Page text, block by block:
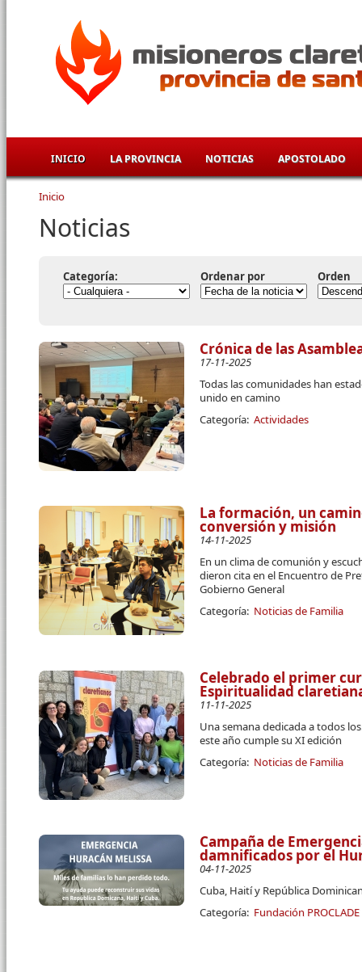
INICIO LA PROVINCIA NOTICIAS APOSTOLADO
Se encuentra usted aquí
Inicio
Noticias
Categoría: Ordenar por Orden
Crónica de las
17-11-2025
Todas las comunidades han
unido en camino
Categoría: Actividades
La formación, un
conversión y misión
14-11-2025
En un clima de comunión y
dieron cita en el Encuentro de
Gobierno General
Categoría: Noticias de Familia
Celebrado el primer
Espiritualidad
11-11-2025
Una semana dedicada a todos
este año cumple su XI edición
Categoría: Noticias de Familia
Campaña de
damnificados por el
04-11-2025
Cuba, Haití y República
Categoría: Fundación PROCLADE